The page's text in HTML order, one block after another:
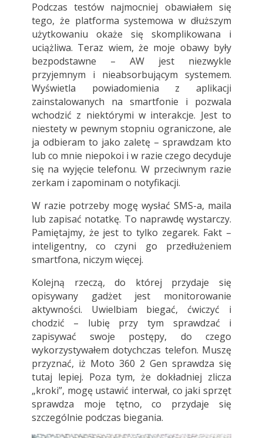
Podczas testów najmocniej obawiałem się
tego, że platforma systemowa w dłuższym
użytkowaniu okaże się skomplikowana i
uciążliwa. Teraz wiem, że moje obawy były
bezpodstawne – AW jest niezwykle
przyjemnym i nieabsorbującym systemem.
Wyświetla powiadomienia z aplikacji
zainstalowanych na smartfonie i pozwala
wchodzić z niektórymi w interakcje. Jest to
niestety w pewnym stopniu ograniczone, ale
ja odbieram to jako zaletę – sprawdzam kto
lub co mnie niepokoi i w razie czego decyduje
się na wyjęcie telefonu. W przeciwnym razie
zerkam i zapominam o notyfikacji.
W razie potrzeby mogę wysłać SMS-a, maila
lub zapisać notatkę. To naprawdę wystarczy.
Pamiętajmy, że jest to tylko zegarek. Fakt –
inteligentny, co czyni go przedłużeniem
smartfona, niczym więcej.
Kolejną rzeczą, do której przydaje się
opisywany gadżet jest monitorowanie
aktywności. Uwielbiam biegać, ćwiczyć i
chodzić – lubię przy tym sprawdzać i
zapisywać swoje postępy, do czego
wykorzystywałem dotychczas telefon. Muszę
przyznać, iż Moto 360 2 Gen sprawdza się
tutaj lepiej. Poza tym, że dokładniej zlicza
„kroki”, mogę ustawić interwał, co jaki sprzęt
sprawdza moje tętno, co przydaje się
szczególnie podczas biegania.